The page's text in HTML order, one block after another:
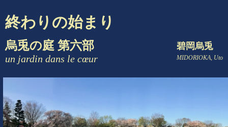
終わりの始まり
烏兎の庭 第六部
un jardin dans le cœur
碧岡烏兎
MIDORIOKA, Uto